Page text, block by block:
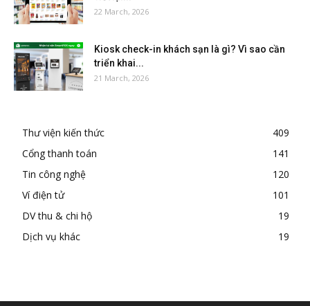
22 March, 2026
Kiosk check-in khách sạn là gì? Vì sao cần
triển khai...
21 March, 2026
Thư viện kiến thức
409
Cổng thanh toán
141
Tin công nghệ
120
Ví điện tử
101
DV thu & chi hộ
19
Dịch vụ khác
19